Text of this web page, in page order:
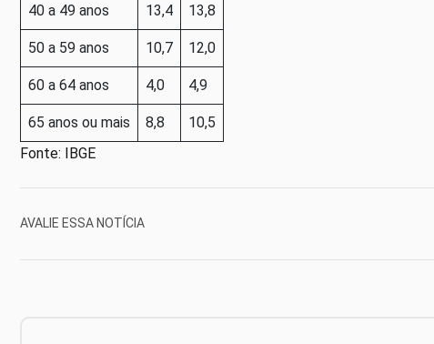
40 a 49 anos 13,4 13,8
50 a 59 anos 10,7 12,0
60 a 64 anos 4,0 4,9
65 anos ou mais 8,8
10,5
Fonte: IBGE
AVALIE ESSA NOTÍCIA